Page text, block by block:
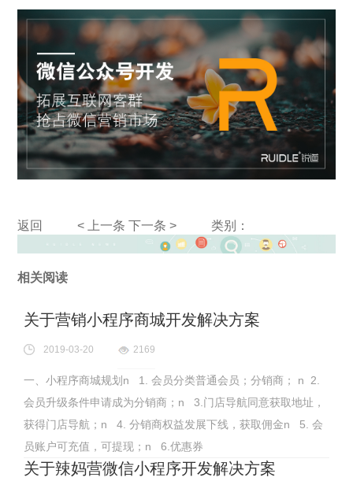
返回 < 上一条 下一条 > 类别：
相关阅读
关于营销小程序商城开发解决方案
2019-03-20 2169
一、小程序商城规划n 1. 会员分类普通会员；分销商； n 2.
会员升级条件申请成为分销商；n 3.门店导航同意获取地址，
获得门店导航；n 4. 分销商权益发展下线，获取佣金n 5. 会
员账户可充值，可提现；n 6.优惠券
关于辣妈营微信小程序开发解决方案